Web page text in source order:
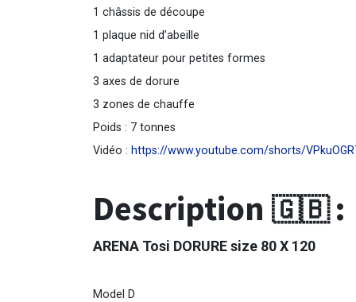
1 châssis de découpe
1 plaque nid d’abeille
1 adaptateur pour petites formes
3 axes de dorure
3 zones de chauffe
Poids : 7 tonnes
Vidéo : https://www.youtube.com/shorts/
Description 🇬🇧:
ARENA Tosi DORURE size 80 X 120
Model D